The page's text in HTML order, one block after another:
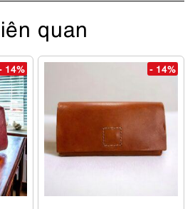
quan
14% - 14%